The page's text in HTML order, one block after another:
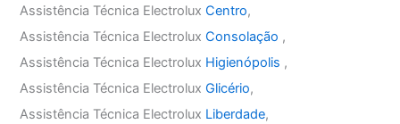
Assistência Técnica ElectroluxCentro,
Assistência Técnica ElectroluxConsolação ,
Assistência Técnica Electrolux Higienópolis ,
Assistência Técnica ElectroluxGlicério,
Assistência Técnica Electrolux Liberdade,